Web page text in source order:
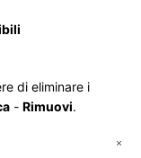
di eliminare i
- Rimuovi.